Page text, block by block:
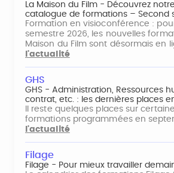
La Maison du Film - Découvrez
catalogue de formations – Second
Formation en visioconférence :
semestre 2026, les nouvelles
Maison du Film sont désormais en
l'actualité
GHS
GHS - Administration, Ressources
contrat, etc. : les dernières places
Il reste quelques places sur
formations programmées en
l'actualité
Filage
Filage - Pour mieux travailler